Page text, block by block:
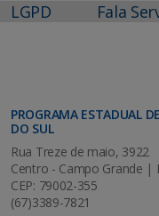
LGPD Fala
PROGRAMA ESTADUAL
DO SUL
Rua Treze de maio, 3922
Centro - Campo Grande |
CEP: 79002-355
(67)3389-7821